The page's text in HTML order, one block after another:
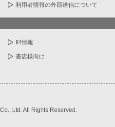
利用者情報の外部送信について
IR情報
書店様向け
Ltd. All Rights Reserved.